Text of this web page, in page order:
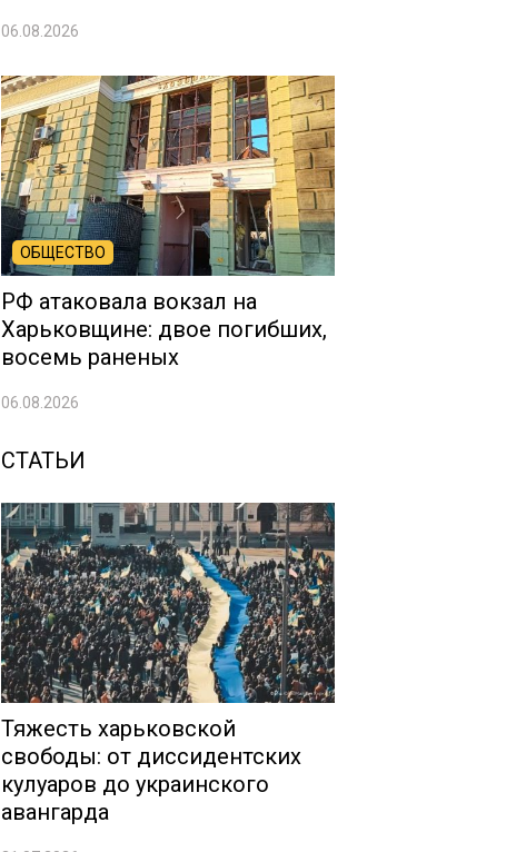
06.08.2026
ОБЩЕСТВО
РФ атаковала вокзал на
Харьковщине: двое погибших,
восемь раненых
06.08.2026
СТАТЬИ
Тяжесть харьковской
свободы: от диссидентских
кулуаров до украинского
авангарда